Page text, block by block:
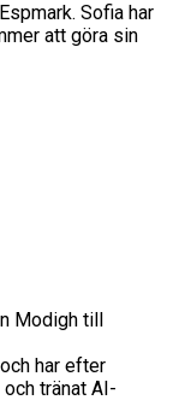
Sofia har
att göra sin
Modigh till
har efter
tränat AI-